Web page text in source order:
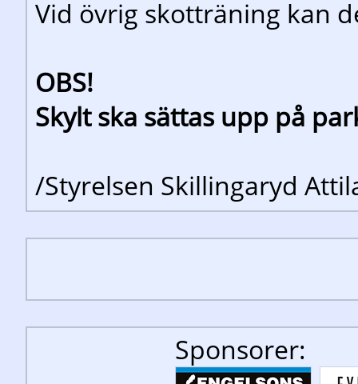
Vid övrig skotträning kan
OBS!
Skylt ska sättas upp på
/Styrelsen Skillingaryd
Sponsorer: